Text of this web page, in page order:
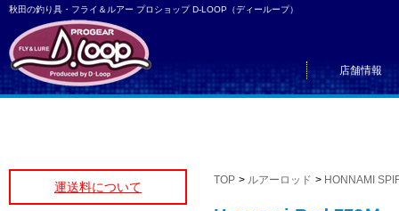
秋田の釣り具・フライ＆ルアー プロショップ D-LOOP（ディーループ）
店舗情報
TOP > ルアーロッド > HONNAMI
運送料について